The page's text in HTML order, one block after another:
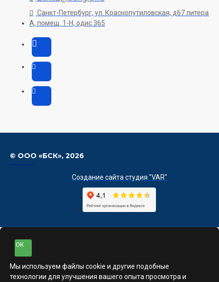
Санкт-Петербург, ул. Краснопутиловская, д67 литера
А, помещ. 1-H, одис 365
© ООО «БСК», 2026
Создание сайта студия "VAR"
OK
Мы используем файлы cookie и другие подобные
технологии для улучшения вашего опыта просмотра и